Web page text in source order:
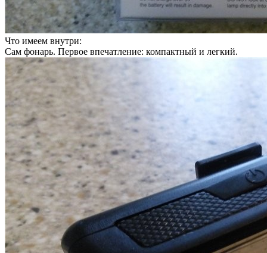
Что имеем внутри:
Сам фонарь. Первое впечатление: компактный и легкий.